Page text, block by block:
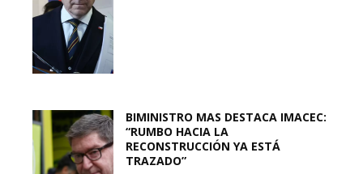
BIMINISTRO MAS DESTACA IMACEC:
“RUMBO HACIA LA
RECONSTRUCCIÓN YA ESTÁ
TRAZADO”